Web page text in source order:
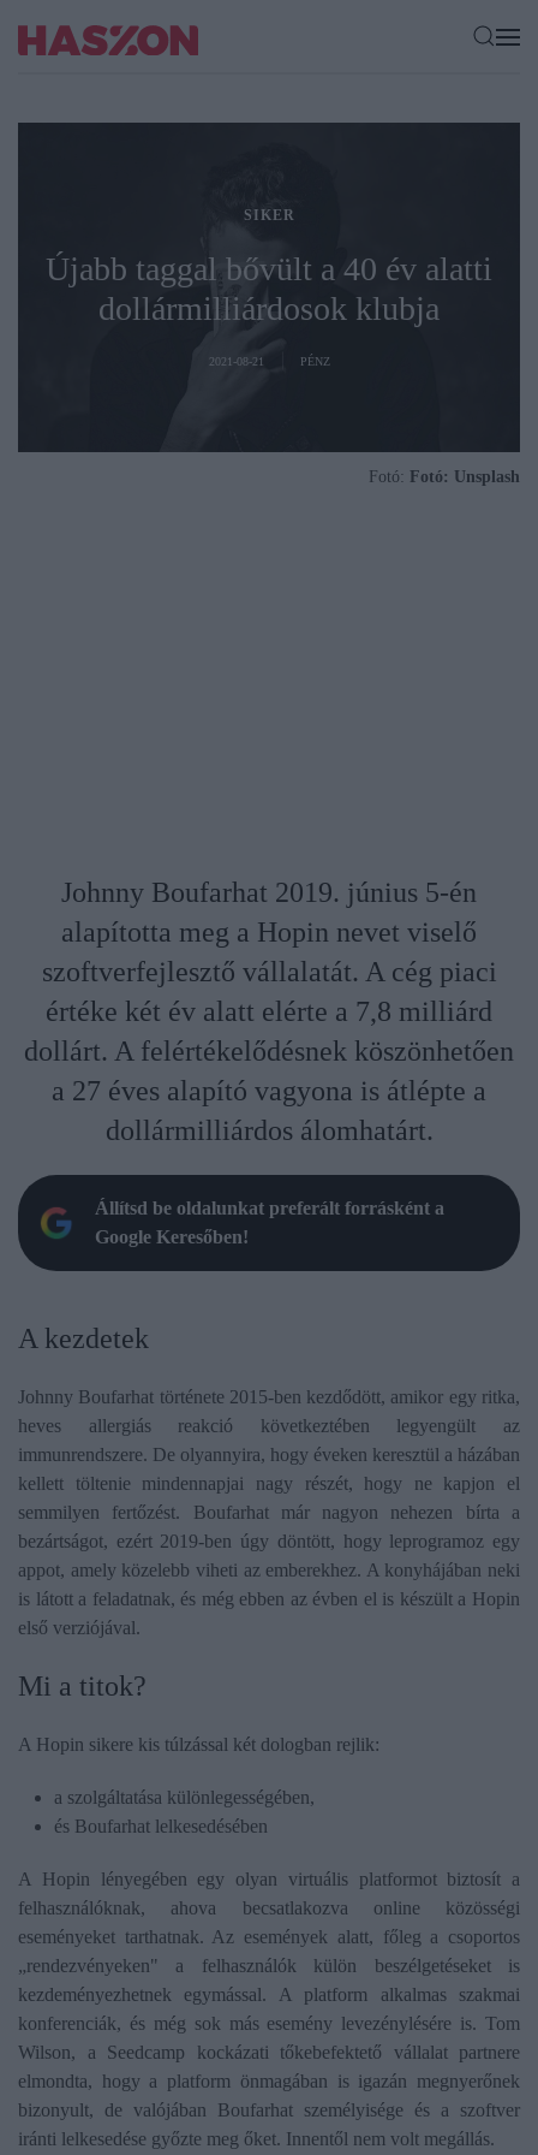
SIKER
Újabb taggal bővült a 40 év alatti
dollármilliárdosok klubja
2021-08-21 PÉNZ
Fotó: Fotó: Unsplash
Johnny Boufarhat 2019. június 5-én
alapította meg a Hopin nevet viselő
szoftverfejlesztő vállalatát. A cég piaci
értéke két év alatt elérte a 7,8 milliárd
dollárt. A felértékelődésnek köszönhetően
a 27 éves alapító vagyona is átlépte a
dollármilliárdos álomhatárt.
Állítsd be oldalunkat preferált forrásként a
Google Keresőben!
A kezdetek
Johnny Boufarhat története 2015-ben kezdődött, amikor egy ritka,
heves allergiás reakció következtében legyengült az
immunrendszere. De olyannyira, hogy éveken keresztül a házában
kellett töltenie mindennapjai nagy részét, hogy ne kapjon el
semmilyen fertőzést. Boufarhat már nagyon nehezen bírta a
bezártságot, ezért 2019-ben úgy döntött, hogy leprogramoz egy
appot, amely közelebb viheti az emberekhez. A konyhájában neki
is látott a feladatnak, és még ebben az évben el is készült a Hopin
első verziójával.
Mi a titok?
A Hopin sikere kis túlzással két dologban rejlik:
a szolgáltatása különlegességében,
és Boufarhat lelkesedésében
A Hopin lényegében egy olyan virtuális platformot biztosít a
felhasználóknak, ahova becsatlakozva online közösségi
eseményeket tarthatnak. Az események alatt, főleg a csoportos
„rendezvényeken" a felhasználók külön beszélgetéseket is
kezdeményezhetnek egymással. A platform alkalmas szakmai
konferenciák, és még sok más esemény levezénylésére is. Tom
Wilson, a Seedcamp kockázati tőkebefektető vállalat partnere
elmondta, hogy a platform önmagában is igazán megnyerőnek
bizonyult, de valójában Boufarhat személyisége és a szoftver
iránti lelkesedése győzte meg őket. Innentől nem volt megállás.